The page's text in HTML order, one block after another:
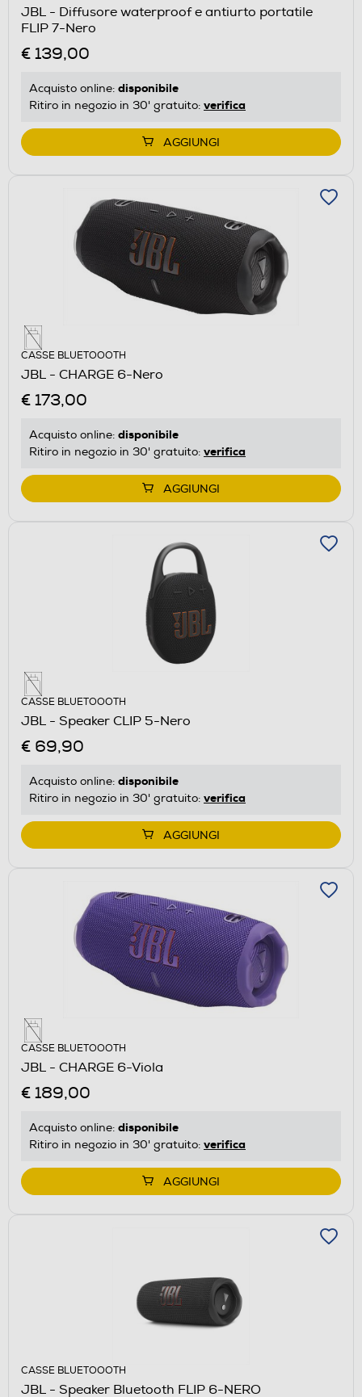
JBL - Diffusore waterproof e antiurto portatile
FLIP 7-Nero
€ 139,00
Acquisto online: disponibile
Ritiro in negozio in 30' gratuito: verifica
AGGIUNGI
CASSE BLUETOOOTH
JBL - CHARGE 6-Nero
€ 173,00
Acquisto online: disponibile
Ritiro in negozio in 30' gratuito: verifica
AGGIUNGI
CASSE BLUETOOOTH
JBL - Speaker CLIP 5-Nero
€ 69,90
Acquisto online: disponibile
Ritiro in negozio in 30' gratuito: verifica
AGGIUNGI
CASSE BLUETOOOTH
JBL - CHARGE 6-Viola
€ 189,00
Acquisto online: disponibile
Ritiro in negozio in 30' gratuito: verifica
AGGIUNGI
CASSE BLUETOOOTH
JBL - Speaker Bluetooth FLIP 6-NERO